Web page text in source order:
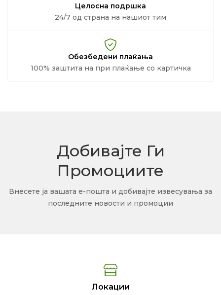
Целосна подршка
24/7 од страна на нашиот тим
Обезбедени плаќања
100% заштита на при плаќање со картичка
Добивајте Ги
Промоциите
Внесете ја вашата е-пошта и добивајте извесувања за
последните новости и промоции
Локации